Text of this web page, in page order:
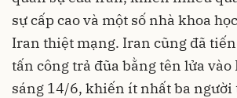
sự cấp cao và một số nhà khoa
Iran thiệt mạng. Iran cũng đã
tấn công trả đũa bằng tên lửa
sáng 14/6, khiến ít nhất ba người